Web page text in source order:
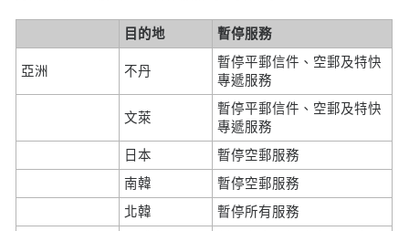
目的地 暫停服務
亞洲 不丹
暫停平郵信件、空郵及特快
專遞服務
文萊
暫停平郵信件、空郵及特快
專遞服務
日本
暫停空郵服務
南韓
暫停空郵服務
北韓
暫停所有服務